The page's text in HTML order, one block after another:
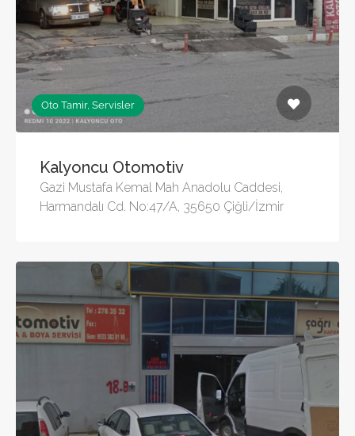
Oto Tamir, Servisler
Kalyoncu Otomotiv
Gazi Mustafa Kemal Mah Anadolu Caddesi,
Harmandalı Cd. No:47/A, 35650 Çiğli/İzmir